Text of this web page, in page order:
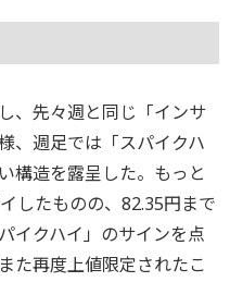
、先々週と同じ「インサ
、週足では「スパイクハ
構造を露呈した。もっと
したものの、82.35円まで
イクハイ」のサインを点
た再度上値限定されたこ